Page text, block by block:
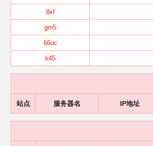
8xf
gm5
66uc
k45
站点 服务器名 IP地址